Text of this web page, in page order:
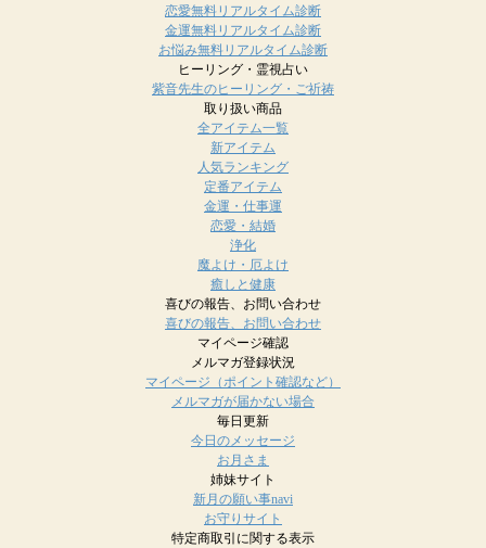
恋愛無料リアルタイム診断
金運無料リアルタイム診断
お悩み無料リアルタイム診断
ヒーリング・霊視占い
紫音先生のヒーリング・ご祈祷
取り扱い商品
全アイテム一覧
新アイテム
人気ランキング
定番アイテム
金運・仕事運
恋愛・結婚
浄化
魔よけ・厄よけ
癒しと健康
喜びの報告、お問い合わせ
喜びの報告、お問い合わせ
マイページ確認
メルマガ登録状況
マイページ（ポイント確認など）
メルマガが届かない場合
毎日更新
今日のメッセージ
お月さま
姉妹サイト
新月の願い事navi
お守りサイト
特定商取引に関する表示